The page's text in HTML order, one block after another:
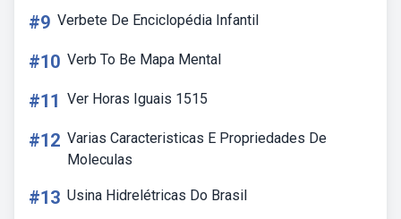
#9 Verbete De Enciclopédia Infantil
#10 Verb To Be Mapa Mental
#11 Ver Horas Iguais 1515
#12 Varias Caracteristicas E Propriedades De
Moleculas
#13 Usina Hidrelétricas Do Brasil